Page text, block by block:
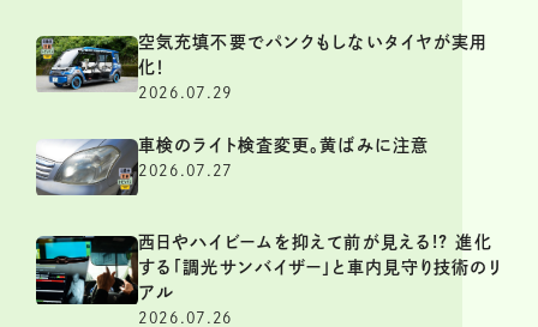
空気充填不要でパンクもしないタイヤが実用
化！
2026.07.29
車検のライト検査変更。黄ばみに注意
2026.07.27
西日やハイビームを抑えて前が見える!? 進化
する「調光サンバイザー」と車内見守り技術のリ
アル
2026.07.26